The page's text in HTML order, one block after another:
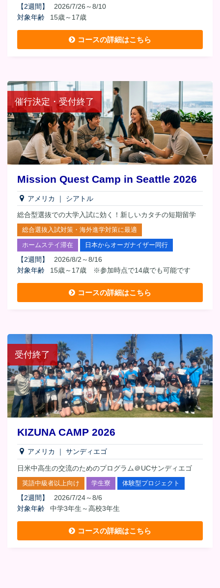
【2週間】
2026/7/26～8/10
対象年齢
15歳～17歳
コースの詳細はこちら
催行決定・受付終了
Mission Quest Camp in Seattle 2026
アメリカ ｜ シアトル
総合型選抜での大学入試に効く！新しいカタチの短期留学
総合選抜入試対策・海外進学対策に最適
ホームステイ滞在 日本からオーガナイザー同行
【2週間 】
2026/8/2～8/16
対象年齢
15歳～17歳 ※参加時点で14歳でも可能です
コースの詳細はこちら
受付終了
KIZUNA CAMP 2026
アメリカ ｜ サンディエゴ
日米中高生の交流のためのプログラム＠UCサンディエゴ
英語中級者以上向け 学生寮 体験型プロジェクト
【2週間 】
2026/7/24～8/6
対象年齢
中学3年生～高校3年生
コースの詳細はこちら